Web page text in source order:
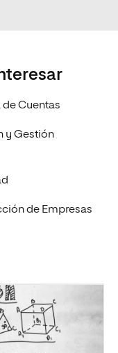
de Cuentas
y Gestión
de Empresas